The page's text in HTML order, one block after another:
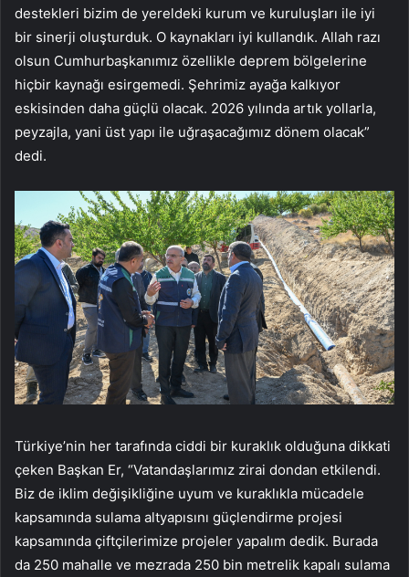
destekleri bizim de yereldeki kurum ve kuruluşları ile iyi
bir sinerji oluşturduk. O kaynakları iyi kullandık. Allah razı
olsun Cumhurbaşkanımız özellikle deprem bölgelerine
hiçbir kaynağı esirgemedi. Şehrimiz ayağa kalkıyor
eskisinden daha güçlü olacak. 2026 yılında artık yollarla,
peyzajla, yani üst yapı ile uğraşacağımız dönem olacak”
dedi.
Türkiye’nin her tarafında ciddi bir kuraklık olduğuna dikkati
çeken Başkan Er, “Vatandaşlarımız zirai dondan etkilendi.
Biz de iklim değişikliğine uyum ve kuraklıkla mücadele
kapsamında sulama altyapısını güçlendirme projesi
kapsamında çiftçilerimize projeler yapalım dedik. Burada
da 250 mahalle ve mezrada 250 bin metrelik kapalı sulama